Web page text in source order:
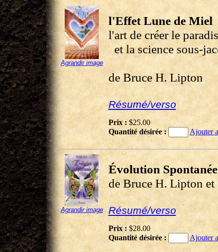
Agrandir image
l'Effet Lune de Miel
l'art de créer le
et la science sous-
de Bruce H. Lipton
Résumé/verso
Prix :$25.00
Quantité désirée :
Ajouter
Agrandir image
Évolution Spontanée
de Bruce H. Lipton et
Résumé/verso
Prix :$28.00
Quantité désirée :
Ajouter